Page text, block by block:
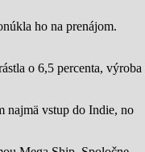
ho na prenájom.
o 6,5 percenta, výroba
najmä vstup do Indie, no